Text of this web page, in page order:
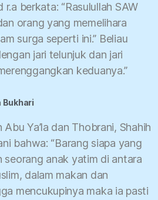
r.a berkata: “Rasulullah SAW
orang yang memelihara
surga seperti ini.” Beliau
jari telunjuk dan jari
keduanya.”
Bukhari
Ya’la dan Thobrani, Shahih
bahwa: “Barang siapa yang
seorang anak yatim di antara
dalam makan dan
mencukupinya maka ia pasti